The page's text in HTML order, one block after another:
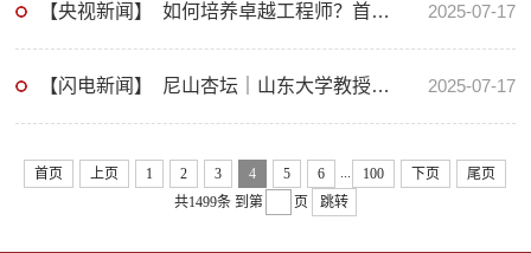
【央视新闻】 如何培养卓越工程师？首批以实践成果获得学位硕士生毕业 2025-07-17
【闪电新闻】 尼山杏坛｜山东大学教授、中国古迹遗址保护协会副理事长姜波：站在遗产面前，每一个人都应该保持一份谦... 2025-07-17
首页 上页 1 2 3 4 5 6 100 下页
尾页
共1499条 到第 页 跳转